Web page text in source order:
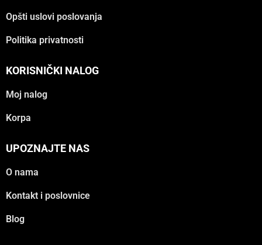
Opšti uslovi poslovanja
Politika privatnosti
KORISNIČKI NALOG
Moj nalog
Korpa
UPOZNAJTE NAS
O nama
Kontakt i poslovnice
Blog